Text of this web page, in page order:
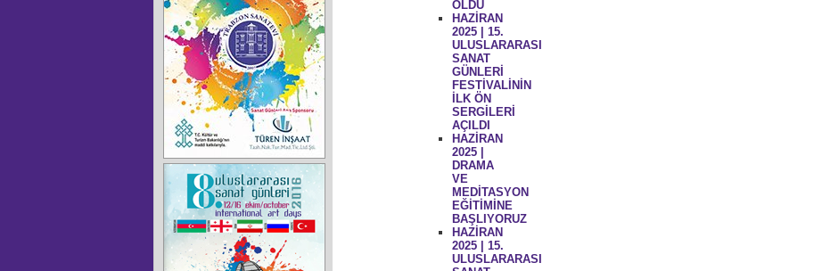
OLDU
HAZİRAN
2025 | 15.
ULUSLARARASI
SANAT
GÜNLERİ
FESTİVALİNİN
İLK ÖN
SERGİLERİ
AÇILDI
HAZİRAN
2025 |
DRAMA
VE
MEDİTASYON
EĞİTİMİNE
BAŞLIYORUZ
HAZİRAN
2025 | 15.
ULUSLARARASI